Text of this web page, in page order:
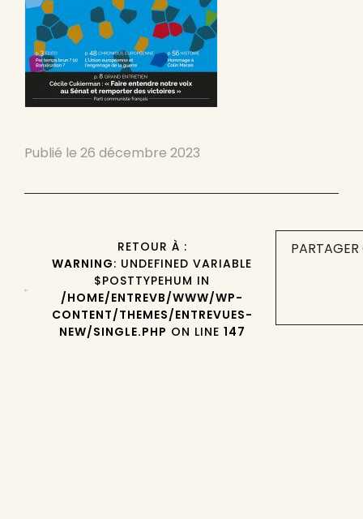
Publié le 26 décembre 2023
RETOUR À :
WARNING: UNDEFINED VARIABLE
$POSTTYPEHUM IN
/HOME/ENTREVB/WWW/WP-
CONTENT/THEMES/ENTREVUES-
NEW/SINGLE.PHP ON LINE 147